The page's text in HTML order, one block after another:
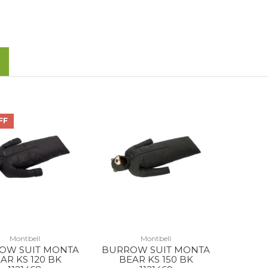
Montbell
SUIT MONTA
KS 120 BK
Montbell
BURROW SUIT MONTA
BEAR KS 150 BK